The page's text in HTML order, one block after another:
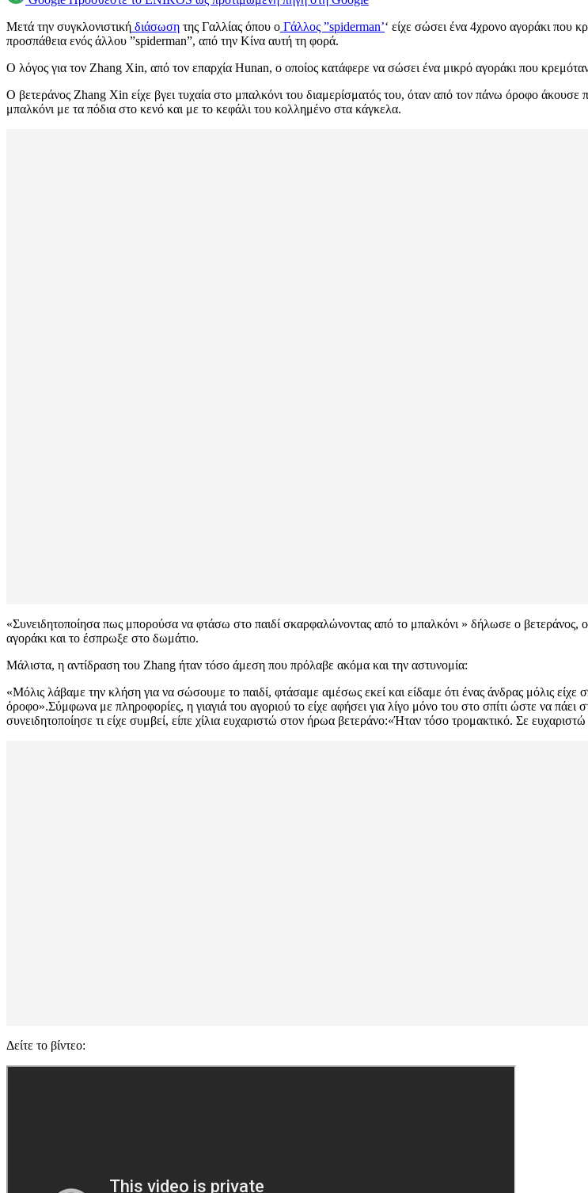
Μετά την συγκλονιστική διάσωση της Γαλλίας όπου ο Γάλλος ”spiderman’‘ είχε σώσει ένα 4χρονο αγοράκι που
προσπάθεια ενός άλλου ”spiderman”, από την Κίνα αυτή τη φορά.
Ο λόγος για τον Zhang Xin, από τον επαρχία Hunan, ο οποίος κατάφερε να σώσει ένα μικρό αγοράκι που
Ο βετεράνος Ζhang Xin είχε βγει τυχαία στο μπαλκόνι του διαμερίσματός του, όταν από τον πάνω όροφο άκουσε
μπαλκόνι με τα πόδια στο κενό και με το κεφάλι του κολλημένο στα κάγκελα.
«Συνειδητοποίησα πως μπορούσα να φτάσω στο παιδί σκαρφαλώνοντας από το μπαλκόνι » δήλωσε ο βετεράνος,
αγοράκι και το έσπρωξε στο δωμάτιο.
Μάλιστα, η αντίδραση του Zhang ήταν τόσο άμεση που πρόλαβε ακόμα και την αστυνομία:
«Μόλις λάβαμε την κλήση για να σώσουμε το παιδί, φτάσαμε αμέσως εκεί και είδαμε ότι ένας άνδρας μόλις
όροφο».Σύμφωνα με πληροφορίες, η γιαγιά του αγοριού το είχε αφήσει για λίγο μόνο του στο σπίτι ώστε να
συνειδητοποίησε τι είχε συμβεί, είπε χίλια ευχαριστώ στον ήρωα βετεράνο:«Ήταν τόσο τρομακτικό. Σε
Δείτε το βίντεο: